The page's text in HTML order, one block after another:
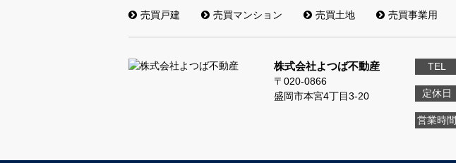
売買戸建 売買マンション 売買土地 売買事業用
株式会社よつば不動産
〒020-0866
盛岡市本宮4丁目3-20
TEL
定休日
営業時間